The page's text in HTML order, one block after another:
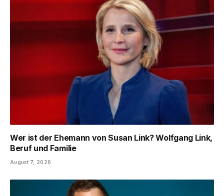
Wer ist der Ehemann von Susan Link? Wolfgang Link,
Beruf und Familie
August 7, 2026